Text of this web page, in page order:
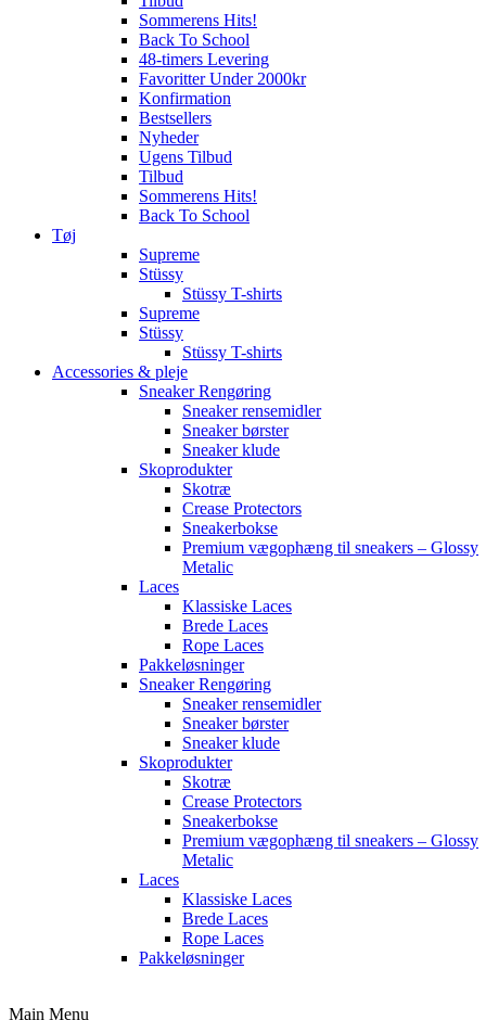
Sommerens Hits!
Back To School
48-timers Levering
Favoritter Under 2000kr
Konfirmation
Bestsellers
Nyheder
Ugens Tilbud
Tilbud
Sommerens Hits!
Back To School
Tøj
Supreme
Stüssy
Stüssy T-shirts
Supreme
Stüssy
Stüssy T-shirts
Accessories & pleje
Sneaker Rengøring
Sneaker rensemidler
Sneaker børster
Sneaker klude
Skoprodukter
Skotræ
Crease Protectors
Sneakerbokse
Premium vægophæng til sneakers – Glossy
Metalic
Laces
Klassiske Laces
Brede Laces
Rope Laces
Pakkeløsninger
Sneaker Rengøring
Sneaker rensemidler
Sneaker børster
Sneaker klude
Skoprodukter
Skotræ
Crease Protectors
Sneakerbokse
Premium vægophæng til sneakers – Glossy
Metalic
Laces
Klassiske Laces
Brede Laces
Rope Laces
Pakkeløsninger
Main Menu